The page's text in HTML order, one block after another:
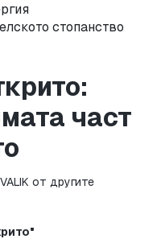
стопанство
част
от другите